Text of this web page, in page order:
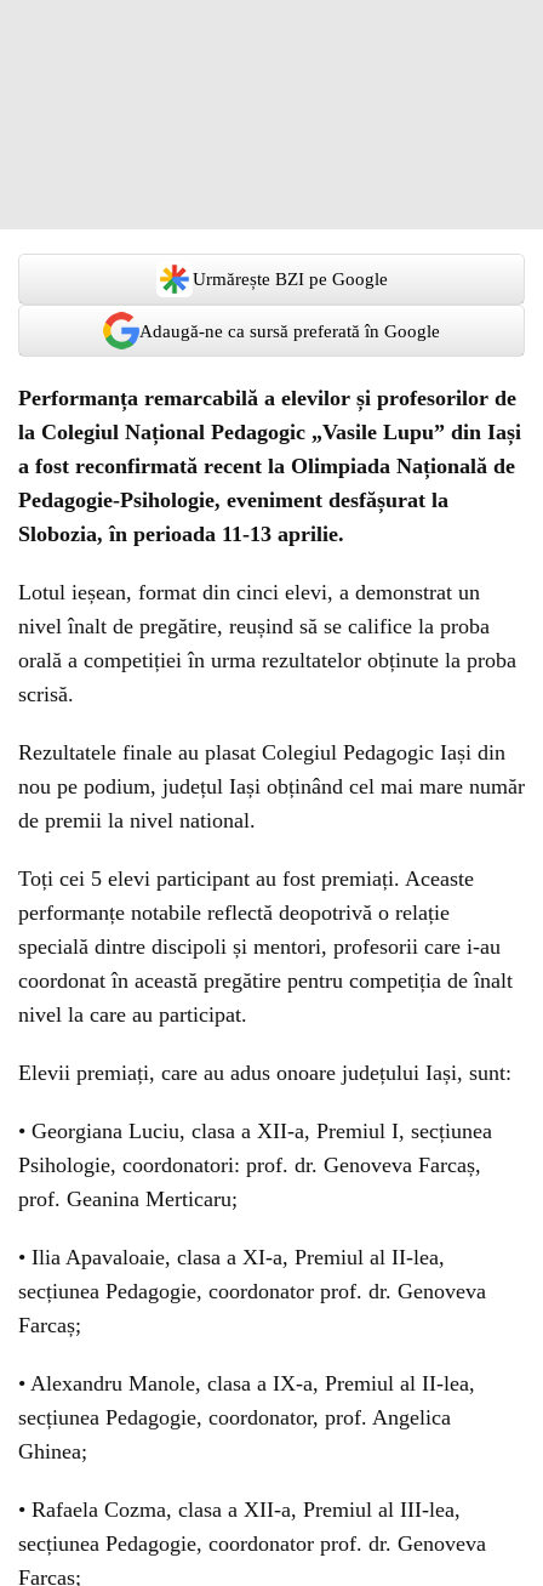
Urmărește BZI pe Google
Adaugă-ne ca sursă preferată în Google
Performanța remarcabilă a elevilor și profesorilor de
la Colegiul Național Pedagogic „Vasile Lupu” din Iași
a fost reconfirmată recent la Olimpiada Națională de
Pedagogie-Psihologie, eveniment desfășurat la
Slobozia, în perioada 11-13 aprilie.
Lotul ieșean, format din cinci elevi, a demonstrat un
nivel înalt de pregătire, reușind să se califice la proba
orală a competiției în urma rezultatelor obținute la proba
scrisă.
Rezultatele finale au plasat Colegiul Pedagogic Iași din
nou pe podium, județul Iași obținând cel mai mare număr
de premii la nivel national.
Toți cei 5 elevi participant au fost premiați. Aceaste
performanțe notabile reflectă deopotrivă o relație
specială dintre discipoli și mentori, profesorii care i-au
coordonat în această pregătire pentru competiția de înalt
nivel la care au participat.
Elevii premiați, care au adus onoare județului Iași, sunt:
• Georgiana Luciu, clasa a XII-a, Premiul I, secțiunea
Psihologie, coordonatori: prof. dr. Genoveva Farcaș,
prof. Geanina Merticaru;
• Ilia Apavaloaie, clasa a XI-a, Premiul al II-lea,
secțiunea Pedagogie, coordonator prof. dr. Genoveva
Farcaș;
• Alexandru Manole, clasa a IX-a, Premiul al II-lea,
secțiunea Pedagogie, coordonator, prof. Angelica
Ghinea;
• Rafaela Cozma, clasa a XII-a, Premiul al III-lea,
secțiunea Pedagogie, coordonator prof. dr. Genoveva
Farcaș;